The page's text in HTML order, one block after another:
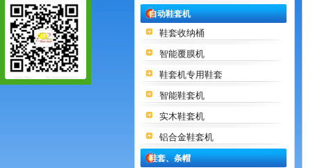
自动鞋套机
鞋套收纳桶
智能覆膜机
鞋套机专用鞋套
智能鞋套机
实木鞋套机
铝合金鞋套机
鞋套、条帽